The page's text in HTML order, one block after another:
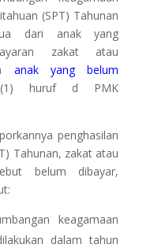
(SPT) Tahunan
dari anak yang
zakat atau
anak yang belum
huruf d PMK
penghasilan
Tahunan, zakat atau
belum dibayar,
keagamaan
dalam tahun